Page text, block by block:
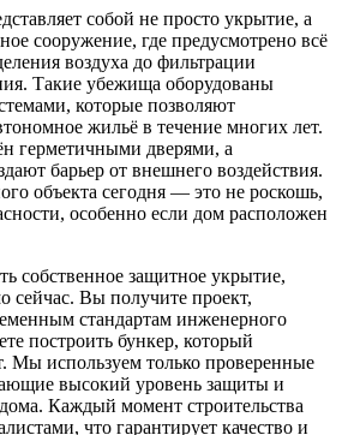
собой не просто укрытие, а
сооружение, где предусмотрено всё
воздуха до фильтрации
Такие убежища оборудованы
которые позволяют
жильё в течение многих лет.
герметичными дверями, а
барьер от внешнего воздействия.
объекта сегодня — это не роскошь,
особенно если дом расположен
собственное защитное укрытие,
сейчас. Вы получите проект,
стандартам инженерного
построить бункер, который
Мы используем только проверенные
высокий уровень защиты и
Каждый момент строительства
что гарантирует качество и